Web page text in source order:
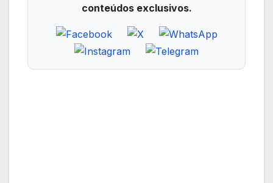
conteúdos exclusivos.